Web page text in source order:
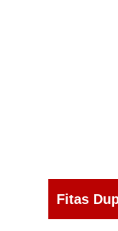
Fitas